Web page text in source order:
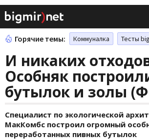
Горячие темы: Коммуналка Тесты
И никаких
Особняк
бутылок и золы
Специалист по экологической
МакКомбс построил огромный
переработанных пивных бутылок